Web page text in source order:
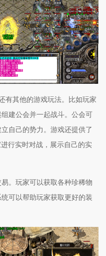
有其他的游戏玩法。比如玩家
建公会并一起战斗。公会可
自己的势力。游戏还提供了
行实时对战，展示自己的实
。玩家可以获取各种珍稀物
可以帮助玩家获取更好的装